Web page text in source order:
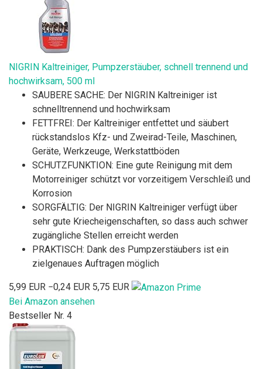
NIGRIN Kaltreiniger, Pumpzerstäuber, schnell trennend und
hochwirksam, 500 ml
SAUBERE SACHE: Der NIGRIN Kaltreiniger ist
schnelltrennend und hochwirksam
FETTFREI: Der Kaltreiniger entfettet und säubert
rückstandslos Kfz- und Zweirad-Teile, Maschinen,
Geräte, Werkzeuge, Werkstattböden
SCHUTZFUNKTION: Eine gute Reinigung mit dem
Motorreiniger schützt vor vorzeitigem Verschleiß und
Korrosion
SORGFÄLTIG: Der NIGRIN Kaltreiniger verfügt über
sehr gute Kriecheigenschaften, so dass auch schwer
zugängliche Stellen erreicht werden
PRAKTISCH: Dank des Pumpzerstäubers ist ein
zielgenaues Auftragen möglich
5,99 EUR −0,24 EUR 5,75 EUR
Bei Amazon ansehen
Bestseller Nr. 4